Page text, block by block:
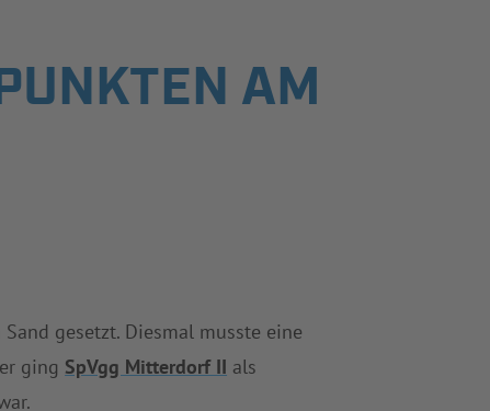
AM
gesetzt. Diesmal musste eine
ging SpVgg Mitterdorf II als